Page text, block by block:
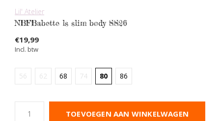
Lil' Atelier
NBFBabette ls slim body SS26
€19,99
Incl. btw
56 62 68 74 80 86
TOEVOEGEN AAN WINKELWAGEN